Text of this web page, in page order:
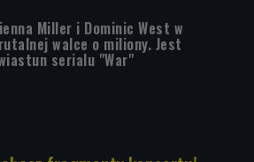
Miller i Dominic West w
walce o miliony. Jest
serialu "War"